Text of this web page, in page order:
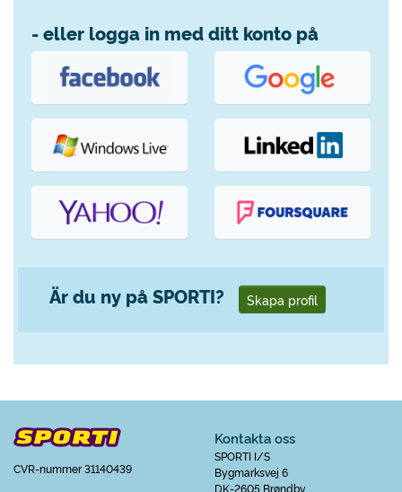
- eller logga in med ditt konto på
Är du ny på SPORTI? Skapa profil
CVR-nummer 31140439
Kontakta oss
SPORTI I/S
Bygmarksvej 6
DK-2605 Brøndby